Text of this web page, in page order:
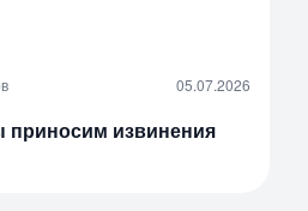
05.07.2026
извинения